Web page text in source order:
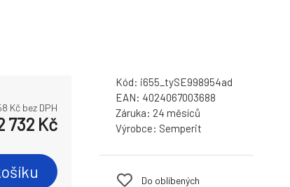
Kč bez DPH
732 Kč
Kód: i655_tySE998954ad
EAN: 4024067003688
Záruka: 24 měsíců
Výrobce: Semperit
Do oblíbených